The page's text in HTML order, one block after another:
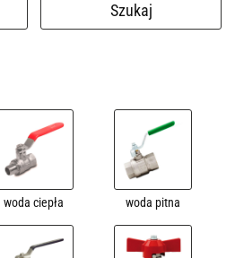
Szukaj
woda ciepła woda pitna